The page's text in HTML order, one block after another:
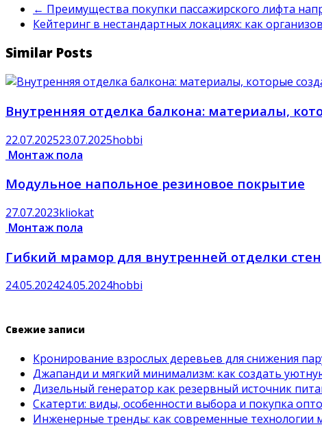
← Преимущества покупки пассажирского лифта
Кейтеринг в нестандартных локациях: как
Similar Posts
Внутренняя отделка балкона: материалы,
22.07.202523.07.2025hobbi
Монтаж пола
Модульное напольное резиновое покрытие
27.07.2023kliokat
Монтаж пола
Гибкий мрамор для внутренней отделки стен
24.05.202424.05.2024hobbi
Свежие записи
Кронирование взрослых деревьев для снижения
Джапанди и мягкий минимализм: как создать
Дизельный генератор как резервный источник
Скатерти: виды, особенности выбора и покупка
Инженерные тренды: как современные технологии